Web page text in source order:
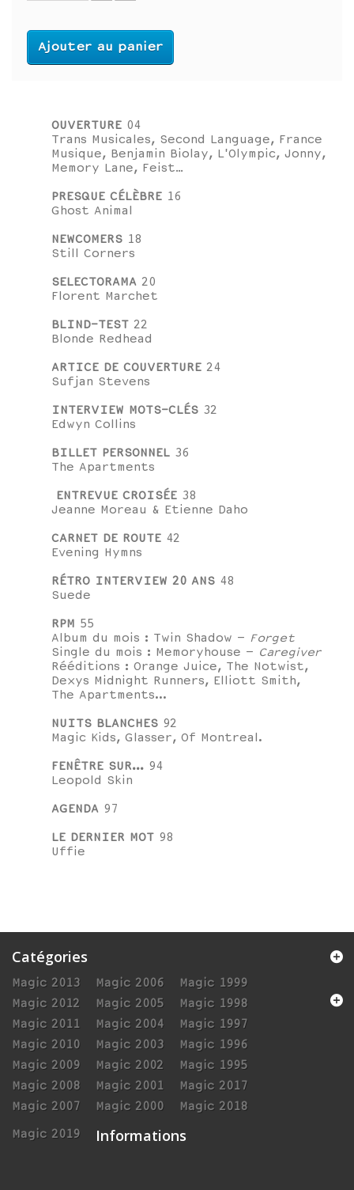
Ajouter au panier
OUVERTURE 04
Trans Musicales, Second Language, France
Musique, Benjamin Biolay, L'Olympic, Jonny,
Memory Lane, Feist…
PRESQUE CÉLÈBRE 16
Ghost Animal
NEWCOMERS 18
Still Corners
SELECTORAMA 20
Florent Marchet
BLIND-TEST 22
Blonde Redhead
ARTICE DE COUVERTURE 24
Sufjan Stevens
INTERVIEW MOTS-CLÉS 32
Edwyn Collins
BILLET PERSONNEL 36
The Apartments
ENTREVUE CROISÉE 38
Jeanne Moreau & Etienne Daho
CARNET DE ROUTE 42
Evening Hymns
RÉTRO INTERVIEW 20 ANS 48
Suede
RPM 55
Album du mois : Twin Shadow – Forget
Single du mois : Memoryhouse – Caregiver
Rééditions : Orange Juice, The Notwist,
Dexys Midnight Runners, Elliott Smith,
The Apartments...
NUITS BLANCHES 92
Magic Kids, Glasser, Of Montreal.
FENÊTRE SUR... 94
Leopold Skin
AGENDA 97
LE DERNIER MOT 98
Uffie
Catégories
Magic 2013
Magic 2012
Magic 2011
Magic 2010
Magic 2009
Magic 2008
Magic 2007
Magic 2006
Magic 2005
Magic 2004
Magic 2003
Magic 2002
Magic 2001
Magic 2000
Magic 1999
Magic 1998
Magic 1997
Magic 1996
Magic 1995
Magic 2017
Magic 2018
Magic 2019
Informations